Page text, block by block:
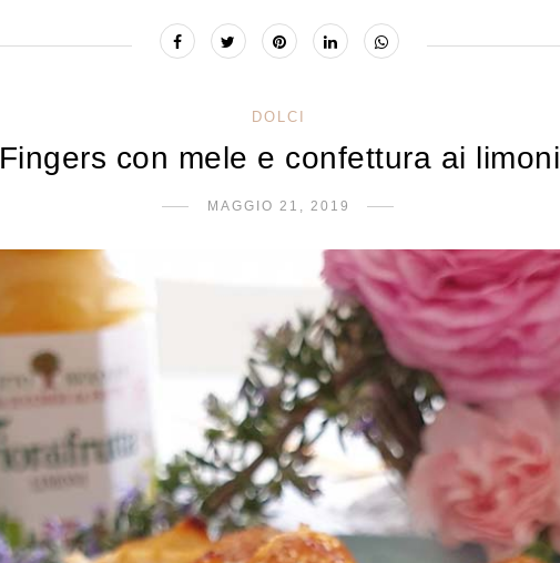
DOLCI
Fingers con mele e confettura ai limoni
MAGGIO 21, 2019